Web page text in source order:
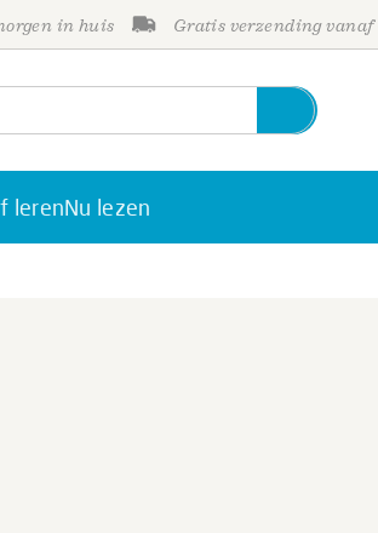
in huis Gratis verzending
lerenNu lezen